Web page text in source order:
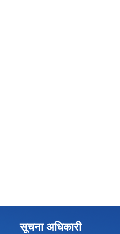
सूचना अधिकारी